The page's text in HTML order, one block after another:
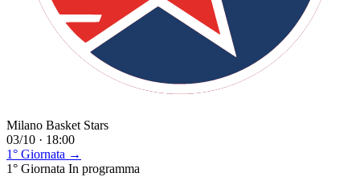
Milano Basket Stars
03/10 · 18:00
1° Giornata →
1° Giornata In programma